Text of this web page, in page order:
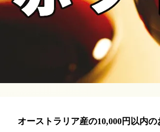
オーストラリア産の10,000円以内